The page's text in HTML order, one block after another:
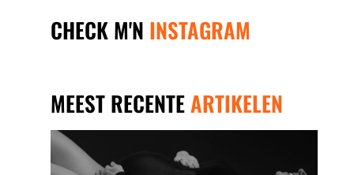
CHECK M'N INSTAGRAM
DOEN?
MEEST RECENTEARTIKELEN